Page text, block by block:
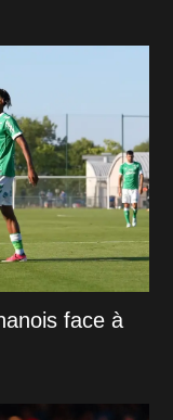
face à